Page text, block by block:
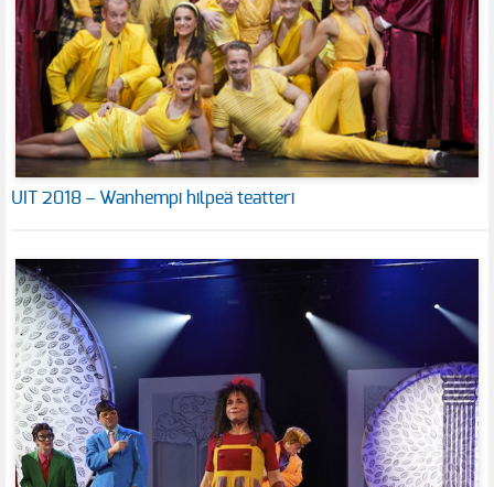
UIT 2018 – Wanhempi hilpeä teatteri